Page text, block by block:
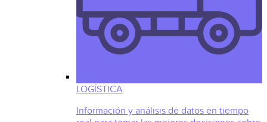
LOGÍSTICA
Información y análisis de datos en tiempo